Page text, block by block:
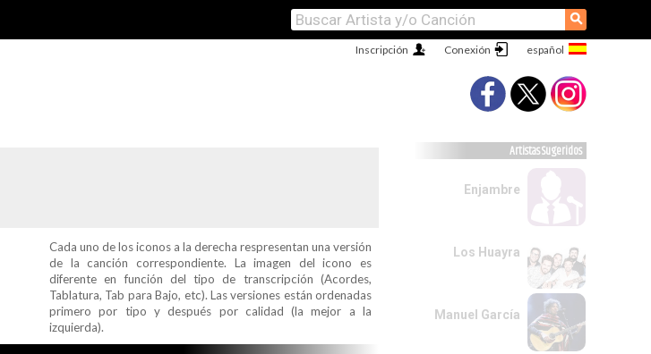
⚲
Conexión
Inscripción
Cada uno de los iconos a la derecha respresentan una versión
de la canción correspondiente. La imagen del icono es
diferente en función del tipo de transcripción (Acordes,
Tablatura, Tab para Bajo, etc). Las versiones están ordenadas
primero por tipo y después por calidad (la mejor a la
izquierda).
Artistas Sugeridos
Enjambre
Los Huayra
Manuel García